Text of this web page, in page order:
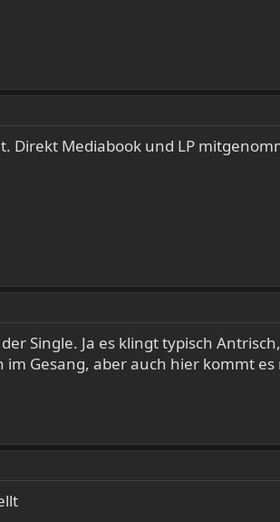
Direkt Mediabook und LP
Single. Ja es klingt typisch
Gesang, aber auch hier kommt